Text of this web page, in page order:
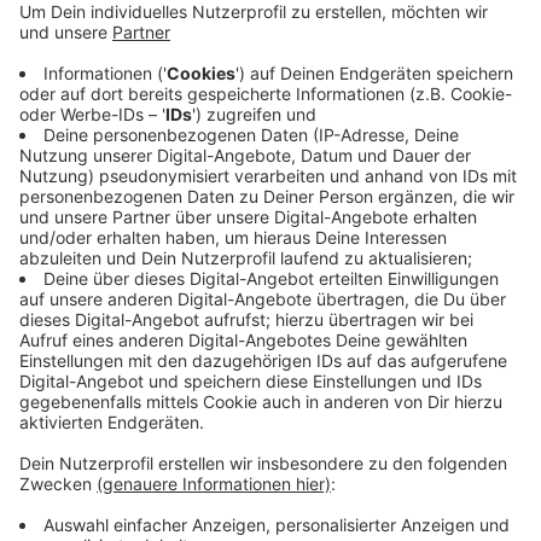
Anzeige
Das Gerätehaus des Löschzuges liegt keine 100m
entfernt - ein Glücksfall für die Einsatzkräfte. Denn
das Feuer konnte so schnell unter Kontrolle gebracht
werden. Die Nachlöscharbeiten werden noch andauern.
Um alle Glutnester zu erreichen wurde ein Bagger
bestellt, der die Brandreste auseinanderzieht.
Anzeige
Anzeige